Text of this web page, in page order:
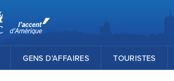
GENS D’AFFAIRES TOURISTES